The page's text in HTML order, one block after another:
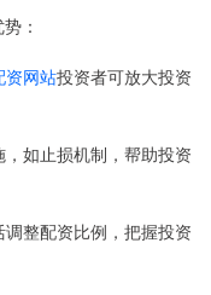
：
资网站投资者可放大投资
如止损机制，帮助投资
整配资比例，把握投资